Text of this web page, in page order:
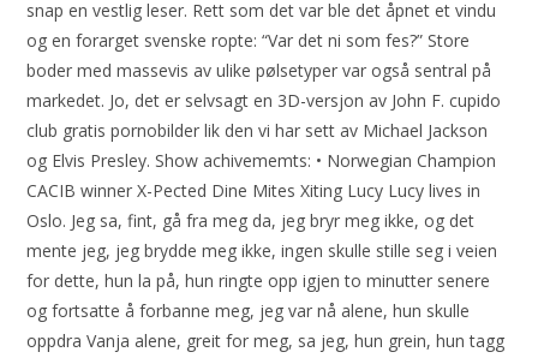
snap en vestlig leser. Rett som det var ble det åpnet et vindu
og en forarget svenske ropte: “Var det ni som fes?” Store
boder med massevis av ulike pølsetyper var også sentral på
markedet. Jo, det er selvsagt en 3D-versjon av John F. cupido
club gratis pornobilder lik den vi har sett av Michael Jackson
og Elvis Presley. Show achivememts: • Norwegian Champion
CACIB winner X-Pected Dine Mites Xiting Lucy Lucy lives in
Oslo. Jeg sa, fint, gå fra meg da, jeg bryr meg ikke, og det
mente jeg, jeg brydde meg ikke, ingen skulle stille seg i veien
for dette, hun la på, hun ringte opp igjen to minutter senere
og fortsatte å forbanne meg, jeg var nå alene, hun skulle
oppdra Vanja alene, greit for meg, sa jeg, hun grein, hun tagg